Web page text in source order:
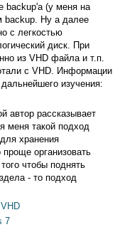
backup'а (у меня на
backup. Ну а далее
с легкостью
диск. При
из VHD файла и т.п.
с VHD. Информации
изучения:
автор рассказывает
меня такой подход
хранения
организовать
чтобы поднять
- то подход
7